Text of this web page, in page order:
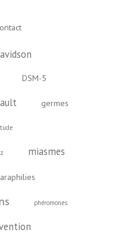
DSM-5
germes
miasmes
phéromones